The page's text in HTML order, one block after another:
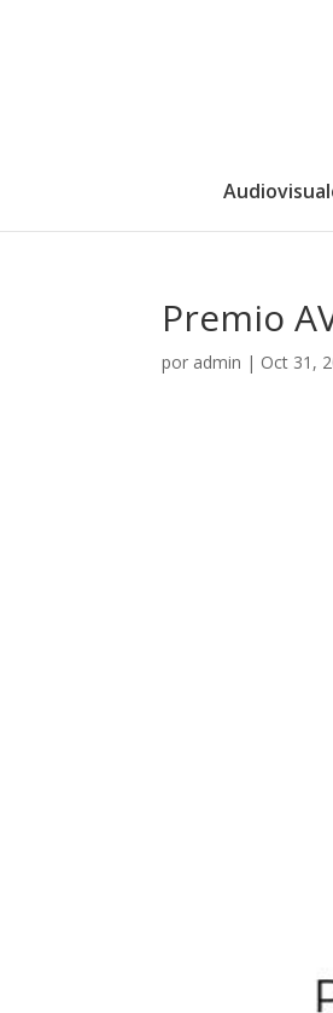
Premio
por admin | Oct 31,